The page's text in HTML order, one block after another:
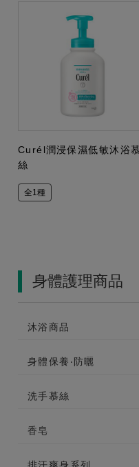
Curél潤浸保濕低敏沐浴
絲
全1種
身體護理商品
沐浴商品
身體保養‧防曬
洗手慕絲
香皂
排汗爽身系列